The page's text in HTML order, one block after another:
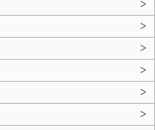
>
>
>
>
>
>